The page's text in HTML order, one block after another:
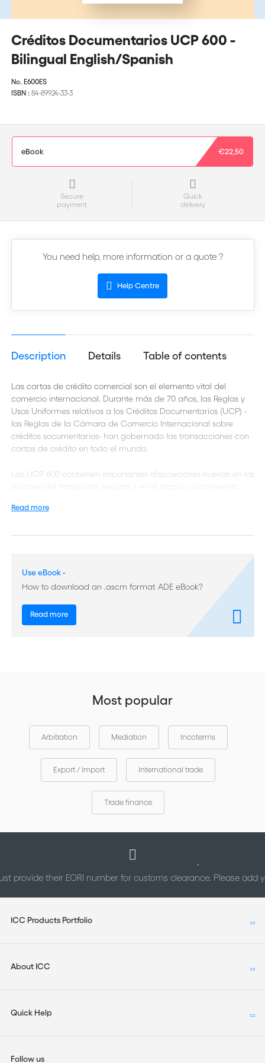
Créditos Documentarios UCP 600 -
Bilingual English/Spanish
No. E600ES
ISBN : 84-89924-33-3
eBook €22,50
Secure
payment
Quick
delivery
You need help, more information or a quote ?
Help Centre
Description Details Table of contents
Las cartas de crédito comercial son el elemento vital del
comercio internacional. Durante más de 70 años, las Reglas y
Usos Uniformes relativos a los Créditos Documentarios (UCP) -
las Reglas de la Cámara de Comercio Internacional sobre
créditos socumentarios- han gobernado las transacciones con
cartas de crédito en todo el mundo.
Las UCP 600 contienen importantes disposiciones nuevas en los
sectores del transporte, seguros y en el propio cumplimiento,
documentarios en los próximos años.
Estas UCP revisadas incluyen un artículo de "Definiciones"
necesitará conocer. Incluye asimismo la Versión 1.1 de la eUCP -
los 12 artículos del suplemento a las UCP que rigen la
Desde su creación, las UCP han sido un componente vital del
comercio internacional. Bancarios, comerciantes, abogados,
Read more
Use eBook -
How to download an .ascm format ADE eBook?
Read more
Most popular
Arbitration Mediation Incoterms
Export / Import International trade
Trade finance
provide their EORI number for customs clearance. Please add
ICC Products Portfolio
About ICC
Quick Help
Follow us